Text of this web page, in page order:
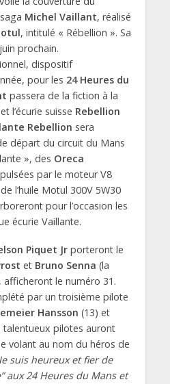
Michel Vaillant, réalisé
, intitulé « Rébellion ». Sa
prochain.
dispositif
pour les 24 Heures du
passera de la fiction à la
et l’écurie suisse Rebellion
Rebellion sera
départ du circuit du Mans
», des Oreca
par le moteur V8
l’huile Motul 300V 5W30
pour l’occasion les
écurie Vaillante.
Piquet Jrporteront le
et Bruno Senna (la
afficheront le numéro 31.
par un troisième pilote
Hansson (13) et
talentueux pilotes auront
volant au nom du héros de
suis heureux et fier de
aux 24 Heures du Mans et